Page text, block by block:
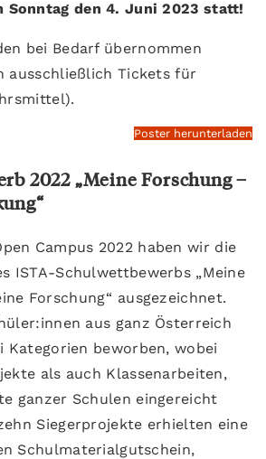
Sonntag den 4. Juni 2023 statt!
bei Bedarf übernommen
ausschließlich Tickets für
Poster herunterladen
2022 „Meine Forschung –
Campus 2022 haben wir die
ISTA-Schulwettbewerbs „Meine
Forschung“ ausgezeichnet.
aus ganz Österreich
Kategorien beworben, wobei
als auch Klassenarbeiten,
ganzer Schulen eingereicht
Siegerprojekte erhielten eine
Schulmaterialgutschein,